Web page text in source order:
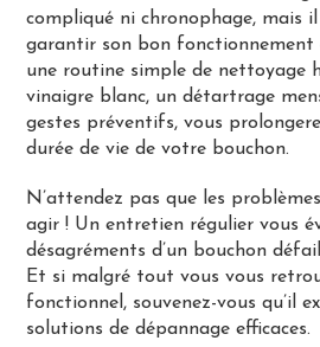
compliqué ni chronophage, mais
garantir son bon fonctionnement
une routine simple de nettoyage
vinaigre blanc, un détartrage
gestes préventifs, vous
durée de vie de votre bouchon.
N’attendez pas que les
agir ! Un entretien régulier vous
désagréments d’un bouchon
Et si malgré tout vous vous
fonctionnel, souvenez-vous qu’il
solutions de dépannage efficaces.